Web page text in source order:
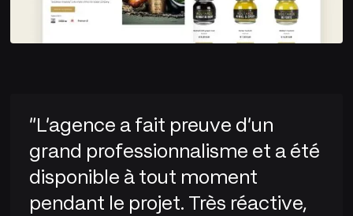
"L'agence a fait preuve d'un
grand professionnalisme et a été
disponible à tout moment
pendant le projet. Très réactive,